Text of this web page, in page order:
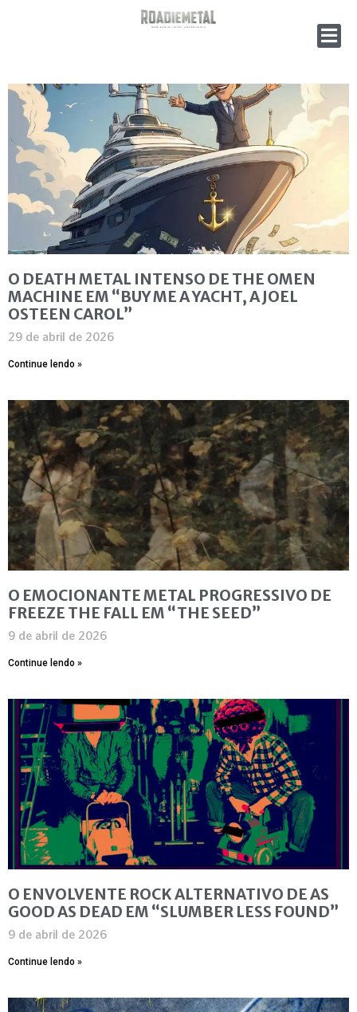
O DEATH METAL INTENSO DE THE OMEN
MACHINE EM “BUY ME A YACHT, A JOEL
OSTEEN CAROL”
29 de abril de 2026
Continue lendo »
O EMOCIONANTE METAL PROGRESSIVO DE
FREEZE THE FALL EM “THE SEED”
9 de abril de 2026
Continue lendo »
O ENVOLVENTE ROCK ALTERNATIVO DE AS
GOOD AS DEAD EM “SLUMBER LESS FOUND”
9 de abril de 2026
Continue lendo »